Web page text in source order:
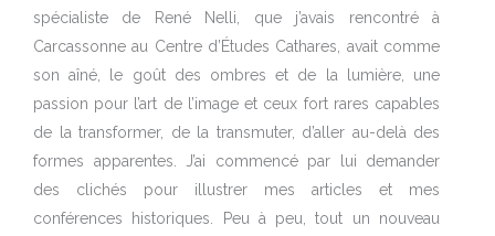
spécialiste de René Nelli, que j’avais rencontré à
Carcassonne au Centre d’Études Cathares, avait comme
son aîné, le goût des ombres et de la lumière, une
passion pour l’art de l’image et ceux fort rares capables
de la transformer, de la transmuter, d’aller au-delà des
formes apparentes. J’ai commencé par lui demander
des clichés pour illustrer mes articles et mes
conférences historiques. Peu à peu, tout un nouveau